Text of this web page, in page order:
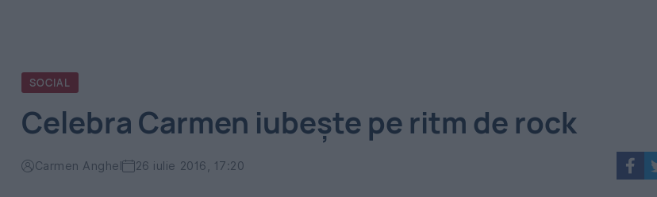
SOCIAL
Celebra Carmen iubește pe ritm de rock
Carmen Anghel 26 iulie 2016, 17:20